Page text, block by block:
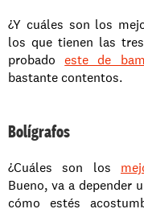
¿Y cuáles son los
los que tienen las
probado este de
bastante contentos.
Bolígrafos
¿Cuáles son los
Bueno, va a depender
cómo estés